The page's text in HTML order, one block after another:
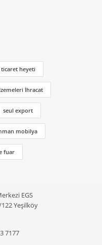
heyeti
İhracat
seul export
mobilya
fuar
EGS
Yeşilköy
7177